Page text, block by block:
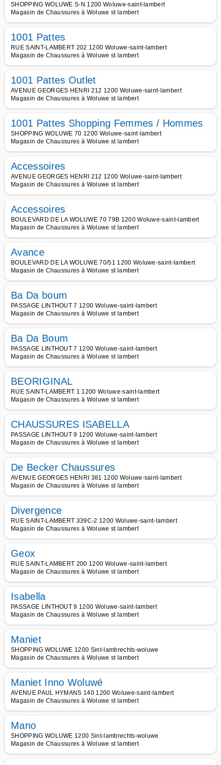
SHOPPING WOLUWE S-N 1200 Woluwe-saint-lambert
Magasin de Chaussures à Woluwe st lambert
1001 Pattes
RUE SAINT-LAMBERT 202 1200 Woluwe-saint-lambert
Magasin de Chaussures à Woluwe st lambert
1001 Pattes Outlet
AVENUE GEORGES HENRI 212 1200 Woluwe-saint-lambert
Magasin de Chaussures à Woluwe st lambert
1001 Pattes Shopping Femmes / Hommes
SHOPPING WOLUWE 70 1200 Woluwe-saint-lambert
Magasin de Chaussures à Woluwe st lambert
Accessoires
AVENUE GEORGES HENRI 212 1200 Woluwe-saint-lambert
Magasin de Chaussures à Woluwe st lambert
Accessoires
BOULEVARD DE LA WOLUWE 70 79B 1200 Woluwe-saint-lambert
Magasin de Chaussures à Woluwe st lambert
Avance
BOULEVARD DE LA WOLUWE 70/51 1200 Woluwe-saint-lambert
Magasin de Chaussures à Woluwe st lambert
Ba Da boum
PASSAGE LINTHOUT 7 1200 Woluwe-saint-lambert
Magasin de Chaussures à Woluwe st lambert
Ba Da Boum
PASSAGE LINTHOUT 7 1200 Woluwe-saint-lambert
Magasin de Chaussures à Woluwe st lambert
BEORIGINAL
RUE SAINT-LAMBERT 1 1200 Woluwe-saint-lambert
Magasin de Chaussures à Woluwe st lambert
CHAUSSURES ISABELLA
PASSAGE LINTHOUT 9 1200 Woluwe-saint-lambert
Magasin de Chaussures à Woluwe st lambert
De Becker Chaussures
AVENUE GEORGES HENRI 381 1200 Woluwe-saint-lambert
Magasin de Chaussures à Woluwe st lambert
Divergence
RUE SAINT-LAMBERT 339C-2 1200 Woluwe-saint-lambert
Magasin de Chaussures à Woluwe st lambert
Geox
RUE SAINT-LAMBERT 200 1200 Woluwe-saint-lambert
Magasin de Chaussures à Woluwe st lambert
Isabella
PASSAGE LINTHOUT 9 1200 Woluwe-saint-lambert
Magasin de Chaussures à Woluwe st lambert
Maniet
SHOPPING WOLUWE 1200 Sint-lambrechts-woluwe
Magasin de Chaussures à Woluwe st lambert
Maniet Inno Woluwé
AVENUE PAUL HYMANS 140 1200 Woluwe-saint-lambert
Magasin de Chaussures à Woluwe st lambert
Mano
SHOPPING WOLUWE 1200 Sint-lambrechts-woluwe
Magasin de Chaussures à Woluwe st lambert